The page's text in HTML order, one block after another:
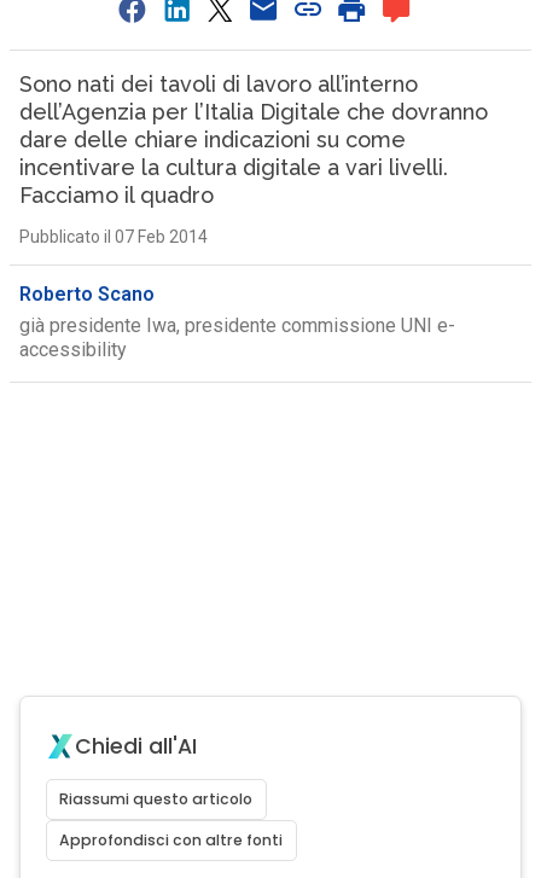
Sono nati dei tavoli di lavoro all’interno
dell’Agenzia per l’Italia Digitale che dovranno
dare delle chiare indicazioni su come
incentivare la cultura digitale a vari livelli.
Facciamo il quadro
Pubblicato il 07 Feb 2014
Roberto Scano
già presidente Iwa, presidente commissione UNI e-
accessibility
Chiedi all'AI
Riassumi questo articolo
Approfondisci con altre fonti